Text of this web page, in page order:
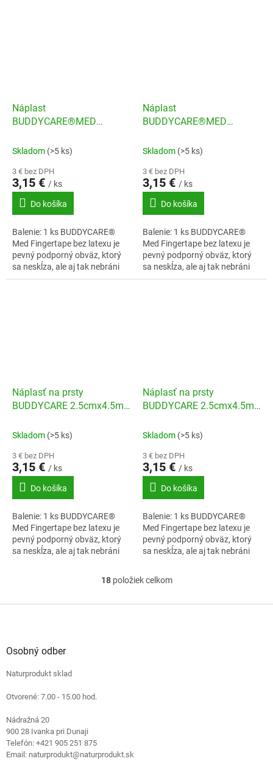
Náplast
BUDDYCARE®MED
ružová
Skladom (>5 ks)
3 € bez DPH
3,15 € / ks
Do košíka
Balenie: 1 ks BUDDYCARE®
Med Fingertape bez latexu je
pevný podporný obväz, ktorý
sa neskĺza, ale aj tak nebráni
prekrveniu.
Náplast
BUDDYCARE®MED
zelená
Skladom (>5 ks)
3 € bez DPH
3,15 € / ks
Do košíka
Balenie: 1 ks BUDDYCARE®
Med Fingertape bez latexu je
pevný podporný obväz, ktorý
sa neskĺza, ale aj tak nebráni
prekrveniu.
Náplasť na prsty
BUDDYCARE 2.5cmx4.5m
Skladom (>5 ks)
3 € bez DPH
3,15 € / ks
Do košíka
Balenie: 1 ks BUDDYCARE®
Med Fingertape bez latexu je
pevný podporný obväz, ktorý
sa neskĺza, ale aj tak nebráni
Náplasť na prsty
BUDDYCARE 2.5cmx4.5m
Skladom (>5 ks)
3 € bez DPH
3,15 € / ks
Do košíka
Balenie: 1 ks BUDDYCARE®
Med Fingertape bez latexu je
pevný podporný obväz, ktorý
sa neskĺza, ale aj tak nebráni
O
l
18položiek celkom
Osobný odber
Naturprodukt sklad
Otvorené: 7.00 - 15.00 hod.
Nádražná 20
900 28 Ivanka pri Dunaji
Telefón: +421 905 251 875
Email: naturprodukt@naturprodukt.sk